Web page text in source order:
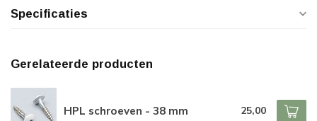
Specificaties
Gerelateerde producten
HPL schroeven - 38 mm 25,00